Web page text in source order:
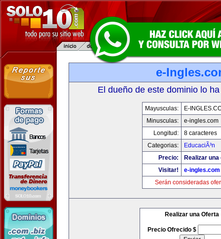
e-
El dueño de este dominio lo
Mayusculas:
E-
Minusculas:
e-ingles.com
Longitud:
8 caracteres
Categorias:
EducaciÃ³n
Precio:
Realizar
Visitar!
e-ingles.com
Serán consideradas
Realizar una Oferta
Precio Ofrecido $